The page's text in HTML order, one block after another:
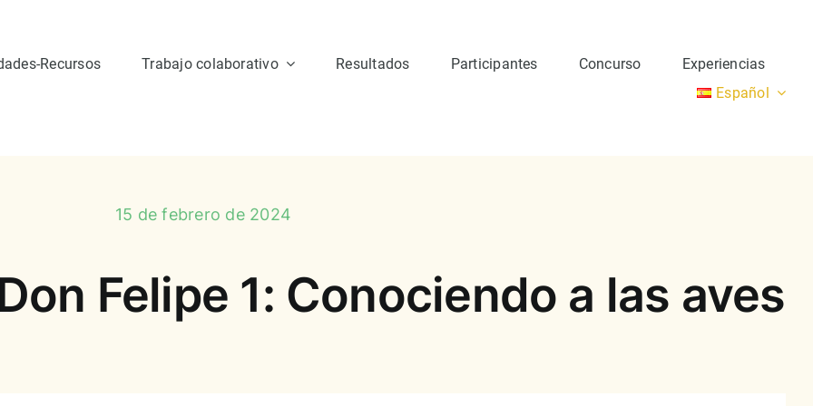
Recursos Trabajo colaborativo
Grupo 1 Grupo 2 Grupo 3
Resultados Participantes Concurso
Experiencias
Español
15 de febrero de 2024
Felipe 1: Conociendo a las aves